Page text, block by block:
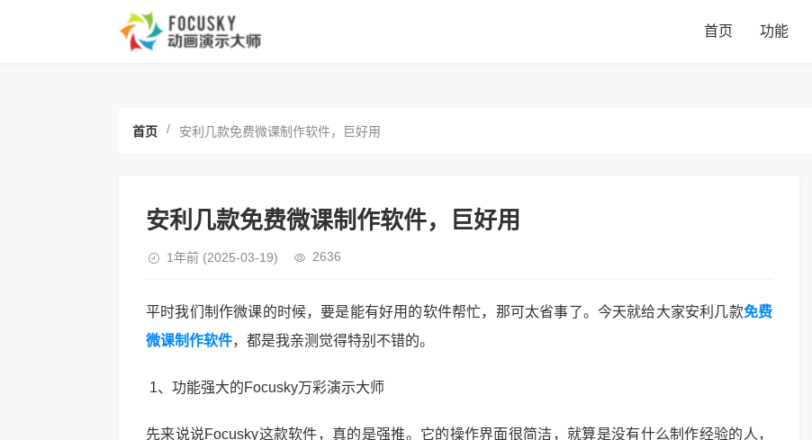
首页 功能
首页 / 安利几款免费微课制作软件，巨好用
安利几款免费微课制作软件，巨好用
1年前 (2025-03-19) 2636
平时我们制作微课的时候，要是能有好用的软件帮忙，那可太省事了。今天就给大家安利几款免费
微课制作软件，都是我亲测觉得特别不错的。
1、功能强大的Focusky万彩演示大师
先来说说Focusky这款软件，真的是强推。它的操作界面很简洁，就算是没有什么制作经验的人，